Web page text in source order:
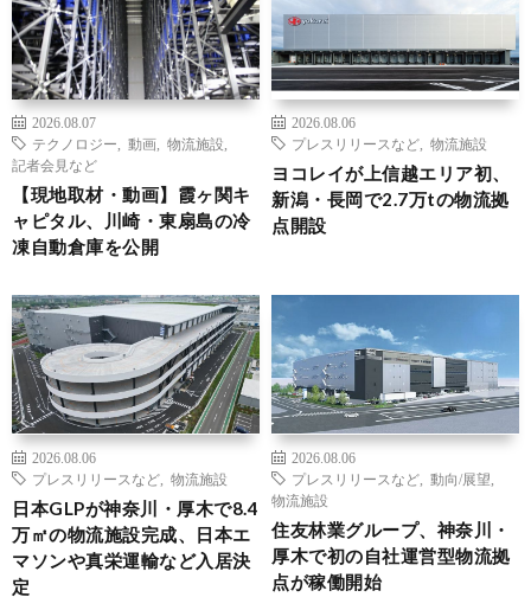
2026.08.07
テクノロジー
動画 物流施設
記者会見など
【現地取材・動画】霞ヶ関キ
ャピタル、川崎・東扇島の冷
凍自動倉庫を公開
2026.08.06
プレスリリースなど
物流施設
ヨコレイが上信越エリア初、
新潟・長岡で2.7万tの物流拠
点開設
2026.08.06
プレスリリースなど
物流施設
日本GLPが神奈川・厚木で8.4
万㎡の物流施設完成、日本エ
マソンや真栄運輸など入居決
定
2026.08.06
プレスリリースなど
動向/展望
物流施設
住友林業グループ、神奈川・
厚木で初の自社運営型物流拠
点が稼働開始